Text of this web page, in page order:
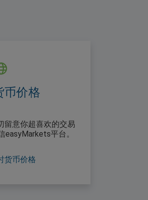
币价格
留意你超喜欢的交易
easyMarkets平台。
货币价格